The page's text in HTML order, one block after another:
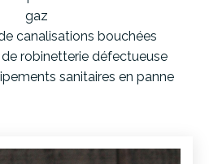
gaz
canalisations bouchées
robinetterie défectueuse
sanitaires en panne